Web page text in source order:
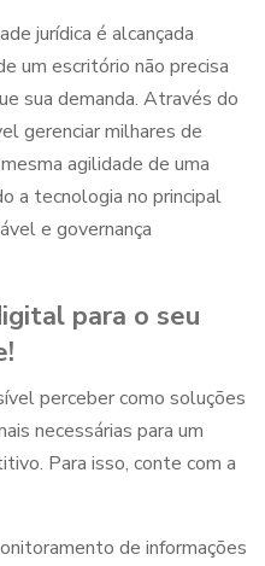
jurídica é alcançada
um escritório não precisa
sua demanda. Através do
gerenciar milhares de
agilidade de uma
a tecnologia no principal
e governança
para o seu
perceber como soluções
necessárias para um
Para isso, conte com a
de informações